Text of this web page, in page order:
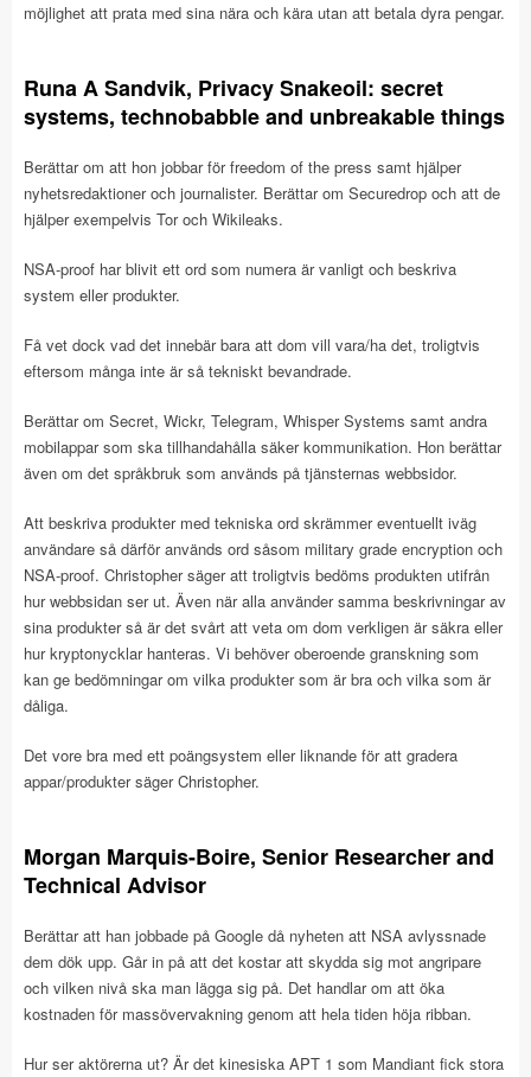
möjlighet att prata med sina nära och kära utan att betala dyra pengar.
Runa A Sandvik, Privacy Snakeoil: secret
systems, technobabble and unbreakable things
Berättar om att hon jobbar för freedom of the press samt hjälper
nyhetsredaktioner och journalister. Berättar om Securedrop och att de
hjälper exempelvis Tor och Wikileaks.
NSA-proof har blivit ett ord som numera är vanligt och beskriva
system eller produkter.
Få vet dock vad det innebär bara att dom vill vara/ha det, troligtvis
eftersom många inte är så tekniskt bevandrade.
Berättar om Secret, Wickr, Telegram, Whisper Systems samt andra
mobilappar som ska tillhandahålla säker kommunikation. Hon berättar
även om det språkbruk som används på tjänsternas webbsidor.
Att beskriva produkter med tekniska ord skrämmer eventuellt iväg
användare så därför används ord såsom military grade encryption och
NSA-proof. Christopher säger att troligtvis bedöms produkten utifrån
hur webbsidan ser ut. Även när alla använder samma beskrivningar av
sina produkter så är det svårt att veta om dom verkligen är säkra eller
hur kryptonycklar hanteras. Vi behöver oberoende granskning som
kan ge bedömningar om vilka produkter som är bra och vilka som är
dåliga.
Det vore bra med ett poängsystem eller liknande för att gradera
appar/produkter säger Christopher.
Morgan Marquis-Boire, Senior Researcher and
Technical Advisor
Berättar att han jobbade på Google då nyheten att NSA avlyssnade
dem dök upp. Går in på att det kostar att skydda sig mot angripare
och vilken nivå ska man lägga sig på. Det handlar om att öka
kostnaden för massövervakning genom att hela tiden höja ribban.
Hur ser aktörerna ut? Är det kinesiska APT 1 som Mandiant fick stora